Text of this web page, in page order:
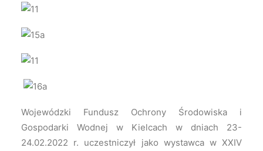
Wojewódzki Fundusz Ochrony Środowiska i
Gospodarki Wodnej w Kielcach w dniach 23-
24.02.2022 r. uczestniczył jako wystawca w XXIV